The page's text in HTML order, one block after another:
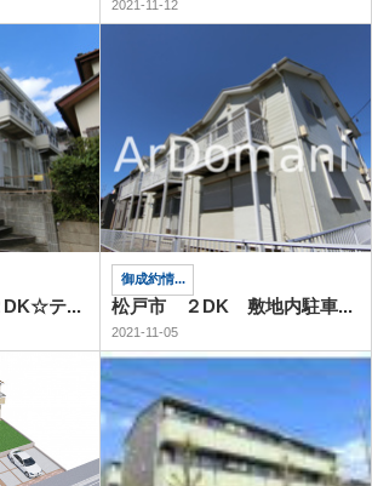
2021-11-12
DK☆テ...
御成約情...
松戸市 ２DK 敷地内駐車...
2021-11-05